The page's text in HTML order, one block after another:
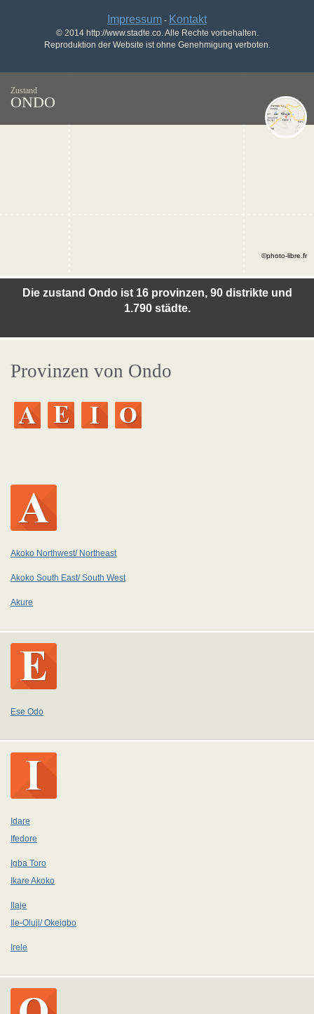
Impressum - Kontakt
© 2014 http://www.stadte.co. Alle Rechte vorbehalten.
Reproduktion der Website ist ohne Genehmigung verboten.
Zustand
ONDO
Die zustand Ondo ist 16 provinzen, 90 distrikte und
1.790 städte.
©photo-libre.fr
Provinzen von Ondo
Akoko Northwest/ Northeast
Akoko South East/ South West
Akure
Ese Odo
Idare
Ifedore
Igba Toro
Ikare Akoko
Ilaje
Ile-Oluji/ Okeigbo
Irele